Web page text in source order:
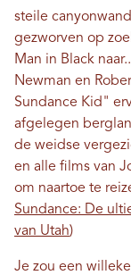
steile
gezworven op
Man in Black
Newman en
Sundance Kid"
afgelegen
de weidse
en alle films van
om naartoe te
Sundance: De
van Utah)
Je zou een